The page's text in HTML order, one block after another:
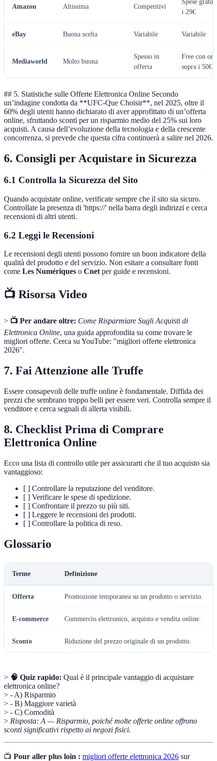
Amazon Altissima Competitivi
Spese
i 29€
eBay Buona scelta Variabile Variabile
Mediaworld Molto buona
Spesso in
offerta
Free con
sopra i 50€
## 5. Statistiche sulle Offerte Elettronica Online Secondo
un’indagine condotta da **UFC-Que Choisir**, nel 2025, oltre il
60% degli utenti hanno dichiarato di aver approfittato di un’offerta
online, sfruttando sconti per un risparmio medio del 25% sui loro
acquisti. A causa dell’evoluzione della tecnologia e della crescente
concorrenza, si prevede che questa cifra continuerà a salire nel 2026.
6. Consigli per Acquistare in Sicurezza
6.1 Controlla la Sicurezza del Sito
Quando acquistate online, verificate sempre che il sito sia sicuro.
Controllate la presenza di 'https://' nella barra degli indirizzi e cerca
recensioni di altri utenti.
6.2 Leggi le Recensioni
Le recensioni degli utenti possono fornire un buon indicatore della
qualità del prodotto e del servizio. Non esitare a consultare fonti
come Les Numériques o Cnet per guide e recensioni.
📺 Risorsa Video
> 📺 Per andare oltre: Come Risparmiare Sugli Acquisti di
Elettronica Online, una guida approfondita su come trovare le
migliori offerte. Cerca su YouTube: "migliori offerte elettronica
2026".
7. Fai Attenzione alle Truffe
Essere consapevoli delle truffe online è fondamentale. Diffida dei
prezzi che sembrano troppo belli per essere veri. Controlla sempre il
venditore e cerca segnali di allerta visibili.
8. Checklist Prima di Comprare
Elettronica Online
Ecco una lista di controllo utile per assicurarti che il tuo acquisto sia
vantaggioso:
[ ] Controllare la reputazione del venditore.
[ ] Verificare le spese di spedizione.
[ ] Confrontare il prezzo su più siti.
[ ] Leggere le recensioni dei prodotti.
[ ] Controllare la politica di reso.
Glossario
Terme Definizione
Offerta Promozione temporanea su un prodotto o servizio.
E-commerce Commercio elettronico, acquisto e vendita online.
Sconto Riduzione del prezzo originale di un prodotto.
> 🧠 Quiz rapido: Qual è il principale vantaggio di acquistare
elettronica online?
> - A) Risparmio
> - B) Maggiore varietà
> - C) Comodità
> Risposta: A — Risparmio, poiché molte offerte online offrono
sconti significativi rispetto ai negozi fisici.
📺 Pour aller plus loin : migliori offerte elettronica 2026 sur